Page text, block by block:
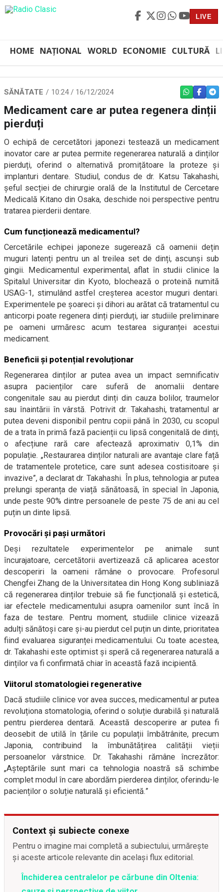
LIVE
HOME NAȚIONAL WORLD ECONOMIE CULTURĂ
SĂNĂTATE 10:24 / 16/12/2024 WHATSAPP
Medicament care ar putea regenera dinții
pierduți
O echipă de cercetători japonezi testează un medicament
inovator care ar putea permite regenerarea naturală a dinților
pierduți, oferind o alternativă promițătoare la proteze și
implanturi dentare. Studiul, condus de dr. Katsu Takahashi,
șeful secției de chirurgie orală de la Institutul de Cercetare
Medicală Kitano din Osaka, deschide noi perspective pentru
tratarea pierderii dentare.
Cum funcționează medicamentul?
Cercetările echipei japoneze sugerează că oamenii dețin
muguri latenți pentru un al treilea set de dinți, ascunși sub
gingii. Medicamentul experimental, aflat în studii clinice la
Spitalul Universitar din Kyoto, blochează o proteină numită
USAG-1, stimulând astfel creșterea acestor muguri dentari.
Experimentele pe șoareci și dihori au arătat că tratamentul cu
anticorpi poate regenera dinți pierduți, iar studiile preliminare
pe oameni urmăresc acum testarea siguranței acestui
medicament.
Beneficii și potențial revoluționar
Regenerarea dinților ar putea avea un impact semnificativ
asupra pacienților care suferă de anomalii dentare
congenitale sau au pierdut dinți din cauza bolilor, traumelor
sau înaintării în vârstă. Potrivit dr. Takahashi, tratamentul ar
putea deveni disponibil pentru copii până în 2030, cu scopul
de a trata în primă fază pacienții cu lipsă congenitală de dinți,
o afecțiune rară care afectează aproximativ 0,1% din
populație. „Restaurarea dinților naturali are avantaje clare față
de tratamentele protetice, care sunt adesea costisitoare și
invazive”, a declarat dr. Takahashi. În plus, tehnologia ar putea
prelungi speranța de viață sănătoasă, în special în Japonia,
unde peste 90% dintre persoanele de peste 75 de ani au cel
puțin un dinte lipsă.
Provocări și pași următori
Deși rezultatele experimentelor pe animale sunt
încurajatoare, cercetătorii avertizează că aplicarea acestor
descoperiri la oameni rămâne o provocare. Profesorul
Chengfei Zhang de la Universitatea din Hong Kong subliniază
că regenerarea dinților trebuie să fie funcțională și estetică,
iar efectele medicamentului asupra oamenilor sunt încă în
faza de testare. Pentru moment, studiile clinice vizează
adulți sănătoși care și-au pierdut cel puțin un dinte, prioritatea
fiind evaluarea siguranței medicamentului. Cu toate acestea,
dr. Takahashi este optimist și speră că regenerarea naturală a
dinților va fi confirmată chiar în această fază incipientă.
Viitorul stomatologiei regenerative
Dacă studiile clinice vor avea succes, medicamentul ar putea
revoluționa stomatologia, oferind o soluție durabilă și naturală
pentru pierderea dentară. Această descoperire ar putea fi
deosebit de utilă în țările cu populații îmbătrânite, precum
Japonia, contribuind la îmbunătățirea calității vieții
persoanelor vârstnice. Dr. Takahashi rămâne încrezător:
„Așteptările sunt mari ca tehnologia noastră să schimbe
complet modul în care abordăm pierderea dinților, oferindu-le
pacienților o soluție naturală și eficientă.”
Context și subiecte conexe
Pentru o imagine mai completă a subiectului, urmărește
și aceste articole relevante din același flux editorial.
Închiderea centralelor pe cărbune din Oltenia: